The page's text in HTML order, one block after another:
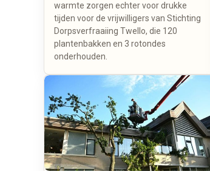
warmte zorgen echter voor drukke
tijden voor de vrijwilligers van Stichting
Dorpsverfraaiing Twello, die 120
plantenbakken en 3 rotondes
onderhouden.